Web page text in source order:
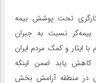
تحت پوشش بیمه
نسبت به جبران
با ایثار و کمک مردم ایران
کاهش یابد ضمن اینکه
در منطقه آرامش بخش